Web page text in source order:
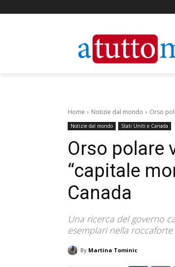
Home Notizie dal mondo Orso
Notizie dal mondo Stati Uniti e Canada
Orso polare
“capitale
Canada
Una ricerca del governo
esemplari nella
By Martina Tominic